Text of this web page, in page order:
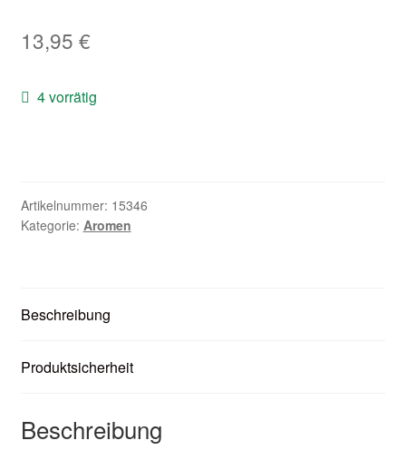
Basen & Nikotin
Nikotintabelle
13,95 €
4 vorrätig
Artikelnummer: 15346
Kategorie: Aromen
Beschreibung
Produktsicherheit
Beschreibung